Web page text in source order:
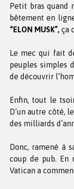
Petit bras quand
bêtement en
“ELON MUSK”, ça
Le mec qui fait
peuples simples
de découvrir
Enfin, tout le
D’un autre côté,
des milliards
Donc, ramené à
coup de pub. En
Vatican a